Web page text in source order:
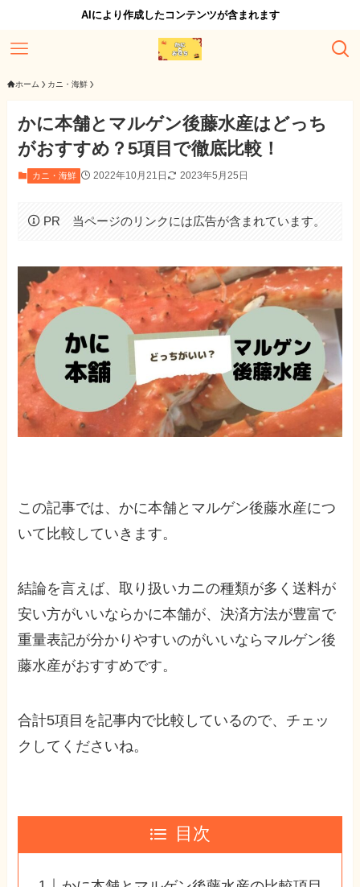
AIにより作成したコンテンツが含まれます
ホーム カニ・海鮮
かに本舗とマルゲン後藤水産はどっち
がおすすめ？5項目で徹底比較！
カニ・海鮮 2022年10月21日 2023年5月25日
PR 当ページのリンクには広告が含まれています。
この記事では、かに本舗とマルゲン後藤水産につ
いて比較していきます。
結論を言えば、取り扱いカニの種類が多く送料が
安い方がいいならかに本舗が、決済方法が豊富で
重量表記が分かりやすいのがいいならマルゲン後
藤水産がおすすめです。
合計5項目を記事内で比較しているので、チェッ
クしてくださいね。
目次